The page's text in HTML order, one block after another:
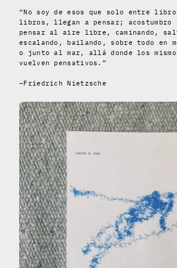
“No soy de esos que solo entre
libros, llegan a pensar; acostumbro
pensar al aire libre, caminando,
escalando, bailando, sobre todo en
o junto al mar, allá donde los
vuelven pensativos.”
–Friedrich Nietzsche